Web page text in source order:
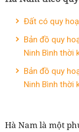
Đất có quy
Bản đồ quy
Ninh Bình thời
Bản đồ quy
Ninh Bình thời
Hà Nam là một